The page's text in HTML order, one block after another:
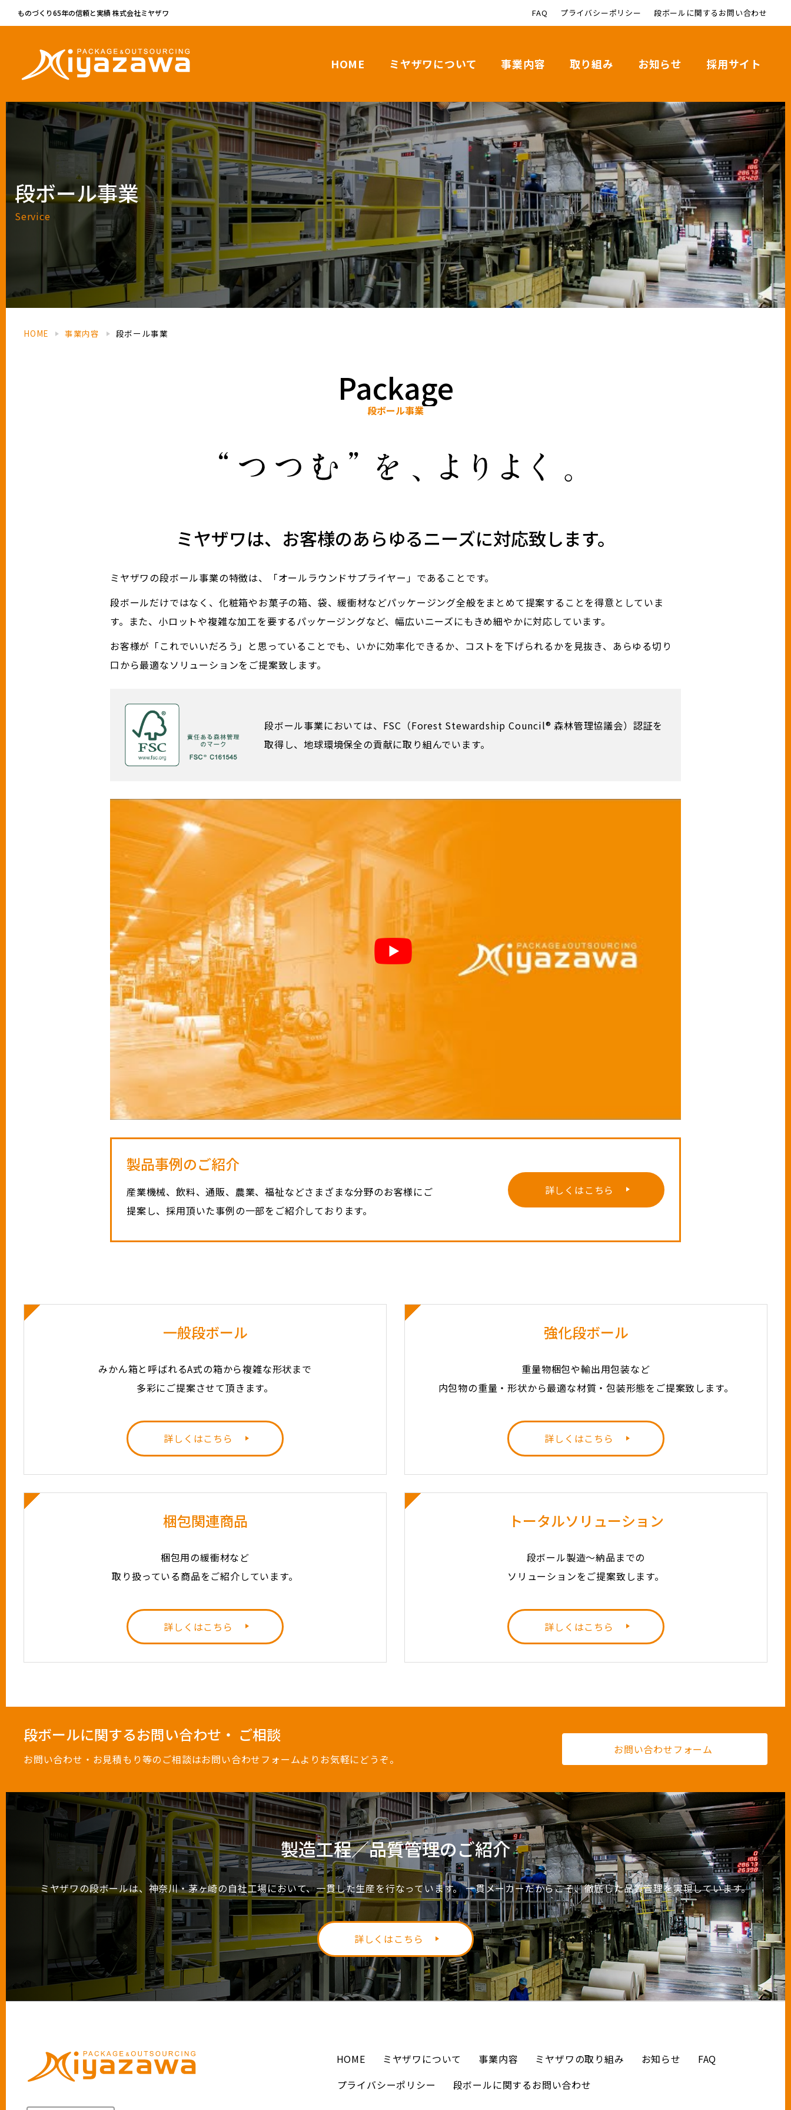
ものづくり65年の信頼と実績 株式会社ミヤザワ FAQ プライバシーポリシー 段ボールに関するお問い合わせ
HOME ミヤザワについて 事業内容 取り組み お知らせ 採用サイト
段ボール事業
Service
HOME 事業内容 段ボール事業
Package
段ボール事業
ミヤザワは、お客様のあらゆるニーズに対応致します。
ミヤザワの段ボール事業の特徴は、「オールラウンドサプライヤー」であることです。
段ボールだけではなく、化粧箱やお菓子の箱、袋、緩衝材などパッケージング全般をまとめて提案することを得意としていま
す。また、小ロットや複雑な加工を要するパッケージングなど、幅広いニーズにもきめ細やかに対応しています。
お客様が「これでいいだろう」と思っていることでも、いかに効率化できるか、コストを下げられるかを見抜き、あらゆる切り
口から最適なソリューションをご提案致します。
段ボール事業においては、FSC（Forest Stewardship Council® 森林管理協議会）認証を
取得し、地球環境保全の貢献に取り組んでいます。
製品事例のご紹介
産業機械、飲料、通販、農業、福祉などさまざまな分野のお客様にご
提案し、採用頂いた事例の一部をご紹介しております。
詳しくはこちら
一般段ボール
みかん箱と呼ばれるA式の箱から複雑な形状まで
多彩にご提案させて頂きます。
詳しくはこちら
強化段ボール
重量物梱包や輸出用包装など
内包物の重量・形状から最適な材質・包装形態をご提案致します。
詳しくはこちら
梱包関連商品
梱包用の緩衝材など
取り扱っている商品をご紹介しています。
詳しくはこちら
トータルソリューション
段ボール製造～納品までの
ソリューションをご提案致します。
詳しくはこちら
段ボールに関するお問い合わせ・ ご相談
お問い合わせ・お見積もり等のご相談はお問い合わせフォームよりお気軽にどうぞ。
お問い合わせフォーム
製造工程／品質管理のご紹介
ミヤザワの段ボールは、神奈川・茅ヶ崎の自社工場において、一貫した生産を行なっています。 一貫メーカーだからこそ、徹底した品質管理を実現しています。
詳しくはこちら
HOME ミヤザワについて 事業内容 ミヤザワの取り組み お知らせ
FAQ
プライバシーポリシー
段ボールに関するお問い合わせ